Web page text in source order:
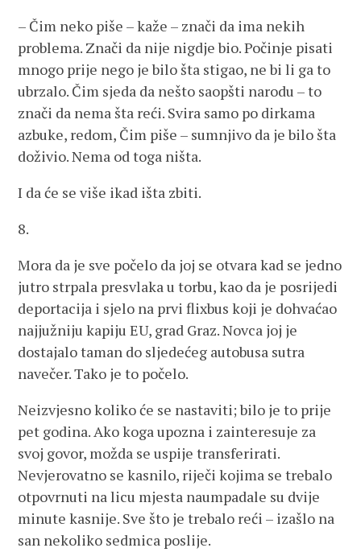
– Čim neko piše – kaže – znači da ima nekih
problema. Znači da nije nigdje bio. Počinje pisati
mnogo prije nego je bilo šta stigao, ne bi li ga to
ubrzalo. Čim sjeda da nešto saopšti narodu – to
znači da nema šta reći. Svira samo po dirkama
azbuke, redom, Čim piše – sumnjivo da je bilo šta
doživio. Nema od toga ništa.
I da će se više ikad išta zbiti.
8.
Mora da je sve počelo da joj se otvara kad se jedno
jutro strpala presvlaka u torbu, kao da je posrijedi
deportacija i sjelo na prvi flixbus koji je dohvaćao
najjužniju kapiju EU, grad Graz. Novca joj je
dostajalo taman do sljedećeg autobusa sutra
navečer. Tako je to počelo.
Neizvjesno koliko će se nastaviti; bilo je to prije
pet godina. Ako koga upozna i zainteresuje za
svoj govor, možda se uspije transferirati.
Nevjerovatno se kasnilo, riječi kojima se trebalo
otpovrnuti na licu mjesta naumpadale su dvije
minute kasnije. Sve što je trebalo reći – izašlo na
san nekoliko sedmica poslije.